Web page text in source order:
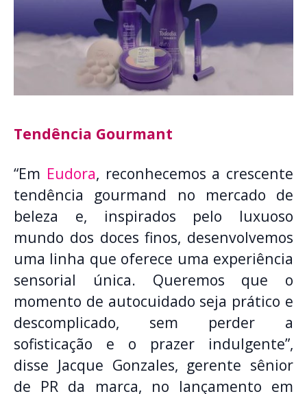
Tendência Gourmant
“Em Eudora, reconhecemos a crescente
tendência gourmand no mercado de
beleza e, inspirados pelo luxuoso
mundo dos doces finos, desenvolvemos
uma linha que oferece uma experiência
sensorial única. Queremos que o
momento de autocuidado seja prático e
descomplicado, sem perder a
sofisticação e o prazer indulgente”,
disse Jacque Gonzales, gerente sênior
de PR da marca, no lançamento em